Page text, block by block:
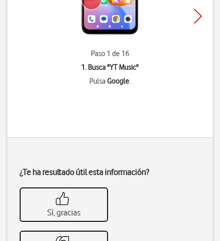
Paso 1 de 16
1. Busca "YT Music"
PulsaGoogle.
¿Te ha resultado útil esta información?
Sí, gracias